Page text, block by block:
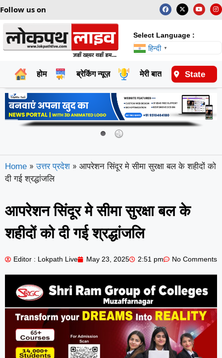
Follow us on
Select Language :
हिन्दी ▼
होम ब्रेकिंग न्यूज़ मेरी बात राष्ट्रीय
State
Home » उत्तर प्रदेश » आपरेशन सिंदूर मे सीमा सुरक्षा बल के शहीदों को
दी गई श्रद्धांजलि
आपरेशन सिंदूर मे सीमा सुरक्षा बल के
शहीदों को दी गई श्रद्धांजलि
Editor : Lokpath Live May 23, 2025 2:51 pm No Comments